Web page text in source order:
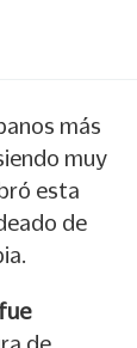
más
muy
esta
de